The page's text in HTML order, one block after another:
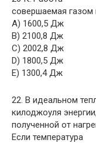
совершаемая газом
A) 1600,5 Дж
B) 2100,8 Дж
C) 2002,8 Дж
D) 1800,5 Дж
E) 1300,4 Дж
22. В идеальном
килоджоуля энергии,
полученной от
Если температура